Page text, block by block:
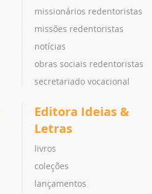
missionários redentoristas
missões redentoristas
notícias
obras sociais redentoristas
secretariado vocacional
Editora Ideias &
Letras
livros
coleções
lançamentos